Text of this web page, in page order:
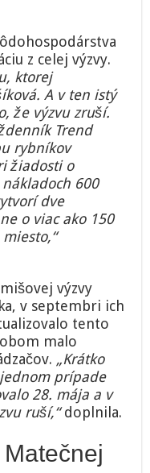
z celej výzvy.
ktorej
A v ten istý
že výzvu zruší.
Trend
rybníkov
žiadosti o
600
dve
o viac ako 150
výzvy
v septembri ich
tento
malo
„Krátko
prípade
28. mája a v
ruší,“doplnila.